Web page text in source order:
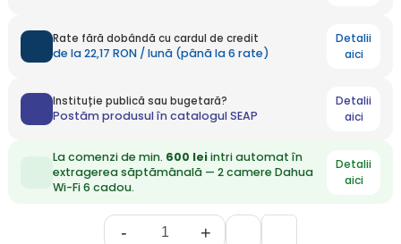
Rate fără dobândă cu cardul de credit
de la 22,17 RON / lună (până la 6 rate)
Detalii
aici
Instituție publică sau bugetară?
Postăm produsul în catalogul SEAP
Detalii
aici
La comenzi de min. 600 leiintri automat în
extragerea săptămânală — 2 camere Dahua
Wi-Fi 6 cadou.
Detalii
aici
- +